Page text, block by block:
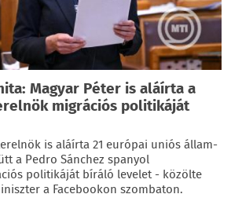
Magyar Péter is aláírta a
migrációs politikáját
is aláírta 21 európai uniós állam-
a Pedro Sánchez spanyol
politikáját bíráló levelet - közölte
a Facebookon szombaton.